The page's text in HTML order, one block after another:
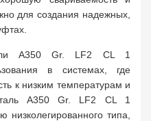
для создания надежных,
A350 Gr. LF2 CL 1
в системах, где
к низким температурам и
A350 Gr. LF2 CL 1
низколегированного типа,